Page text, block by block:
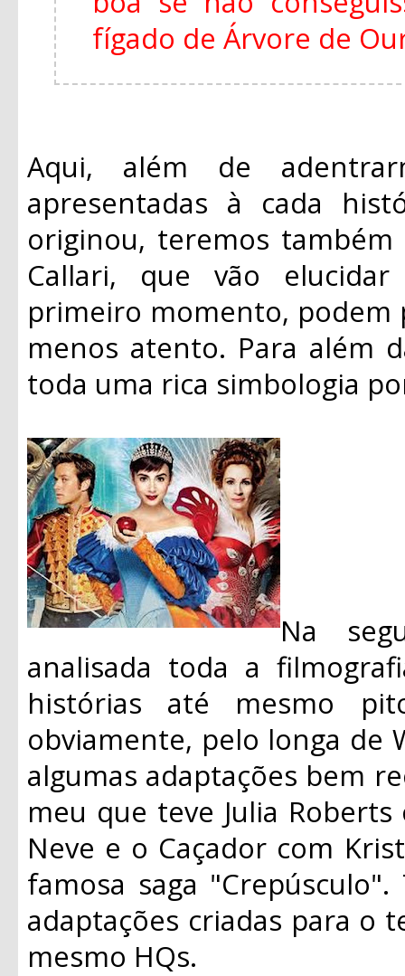
fígado de Árvore de
Aqui, além de
apresentadas à cada
originou, teremos
Callari, que vão
primeiro momento, podem
menos atento. Para além
toda uma rica simbologia
Na
analisada toda a
histórias até mesmo
obviamente, pelo longa de
algumas adaptações bem
meu que teve Julia
Neve e o Caçador com
famosa saga
adaptações criadas para o
mesmo HQs.